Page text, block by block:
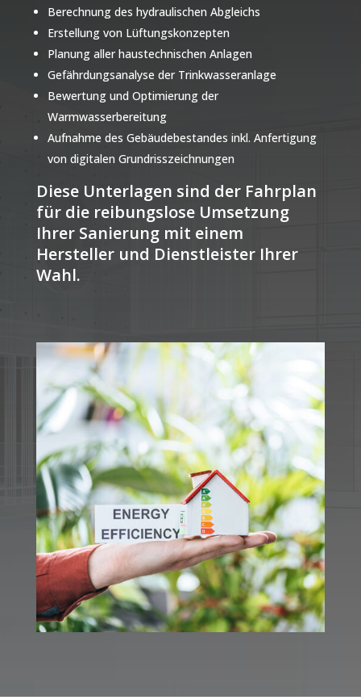
Berechnung des hydraulischen Abgleichs
Erstellung von Lüftungskonzepten
Planung aller haustechnischen Anlagen
Gefährdungsanalyse der Trinkwasseranlage
Bewertung und Optimierung der
Warmwasserbereitung
Aufnahme des Gebäudebestandes inkl. Anfertigung
von digitalen Grundrisszeichnungen
Diese Unterlagen sind der Fahrplan
für die reibungslose Umsetzung
Ihrer Sanierung mit einem
Hersteller und Dienstleister Ihrer
Wahl.